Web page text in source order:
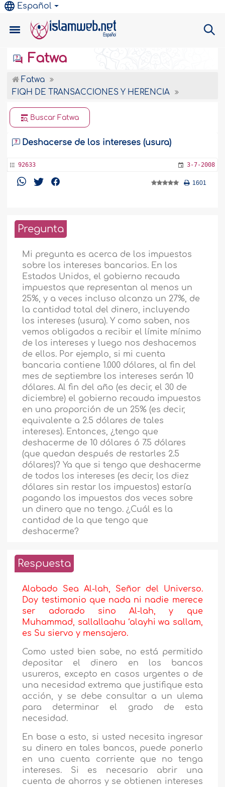
Español
Fatwa
Fatwa
FIQH DE TRANSACCIONES Y HERENCIA
Buscar Fatwa
Deshacerse de los intereses (usura)
92633 3-7-2008
1601
Pregunta
Mi pregunta es acerca de los impuestos
sobre los intereses bancarios. En los
Estados Unidos, el gobierno recauda
impuestos que representan al menos un
25%, y a veces incluso alcanza un 27%, de
la cantidad total del dinero, incluyendo
los intereses (usura). Y como saben, nos
vemos obligados a recibir el límite mínimo
de los intereses y luego nos deshacemos
de ellos. Por ejemplo, si mi cuenta
bancaria contiene 1.000 dólares, al fin del
mes de septiembre los intereses serán 10
dólares. Al fin del año (es decir, el 30 de
diciembre) el gobierno recauda impuestos
en una proporción de un 25% (es decir,
equivalente a 2.5 dólares de tales
intereses). Entonces, ¿tengo que
deshacerme de 10 dólares ó 7.5 dólares
(que quedan después de restarles 2.5
dólares)? Ya que si tengo que deshacerme
de todos los intereses (es decir, los diez
dólares sin restar los impuestos) estaría
pagando los impuestos dos veces sobre
un dinero que no tengo. ¿Cuál es la
cantidad de la que tengo que
deshacerme?
Respuesta
Alabado Sea Al-lah, Señor del Universo.
Doy testimonio que nada ni nadie merece
ser adorado sino Al-lah, y que
Muhammad, sallallaahu ‘alayhi wa sallam,
es Su siervo y mensajero.
Como usted bien sabe, no está permitido
depositar el dinero en los bancos
usureros, excepto en casos urgentes o de
una necesidad extrema que justifique esta
acción, y se debe consultar a un ulema
para determinar el grado de esta
necesidad.
En base a esto, si usted necesita ingresar
su dinero en tales bancos, puede ponerlo
en una cuenta corriente que no tenga
intereses. Si es necesario abrir una
cuenta de ahorros y se obtienen intereses